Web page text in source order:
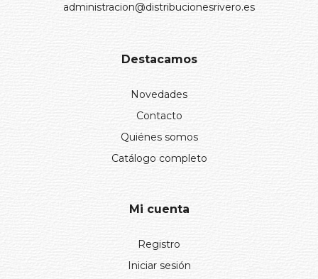
administracion@distribucionesrivero.es
Destacamos
Novedades
Contacto
Quiénes somos
Catálogo completo
Mi cuenta
Registro
Iniciar sesión